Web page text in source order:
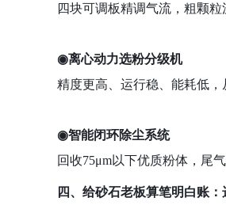
四块可调板精调气流，粗颗
◉离心动力选粉分级机
精度更高、运行稳、能耗低，
◉智能闭环除尘系统
回收75μm以下优质粉体，尾
四、给砂石老板算笔明白账